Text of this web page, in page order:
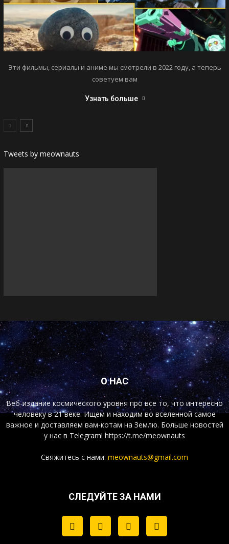
Эти фильмы, сериалы и аниме мы смотрели в 2022 году, а теперь
советуем вам
Узнать больше
Tweets by meownauts
О НАС
Веб-издание космического уровня про все то, что интересно
человеку в 21 веке. Ищем и находим во вселенной самое
важное и доставляем вам-котам на Землю. Больше новостей
у нас в Telegram! https://t.me/meownauts
Свяжитесь с нами: meownauts@gmail.com
СЛЕДУЙТЕ ЗА НАМИ